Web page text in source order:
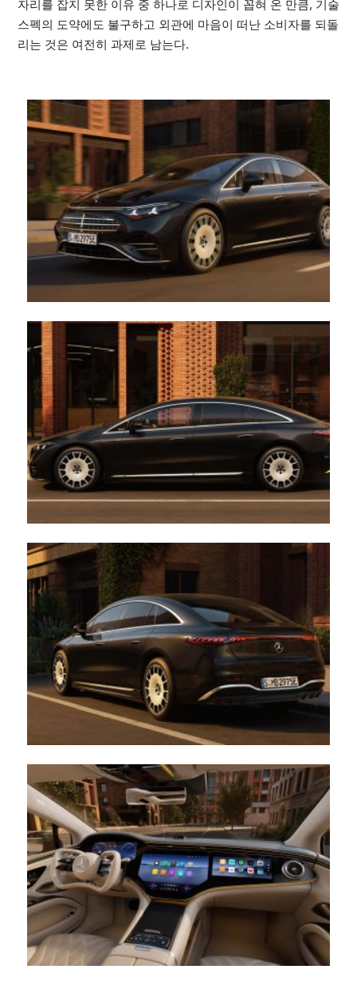
자리를 잡지 못한 이유 중 하나로 디자인이 꼽혀 온 만큼, 기술
스펙의 도약에도 불구하고 외관에 마음이 떠난 소비자를 되돌
리는 것은 여전히 과제로 남는다.